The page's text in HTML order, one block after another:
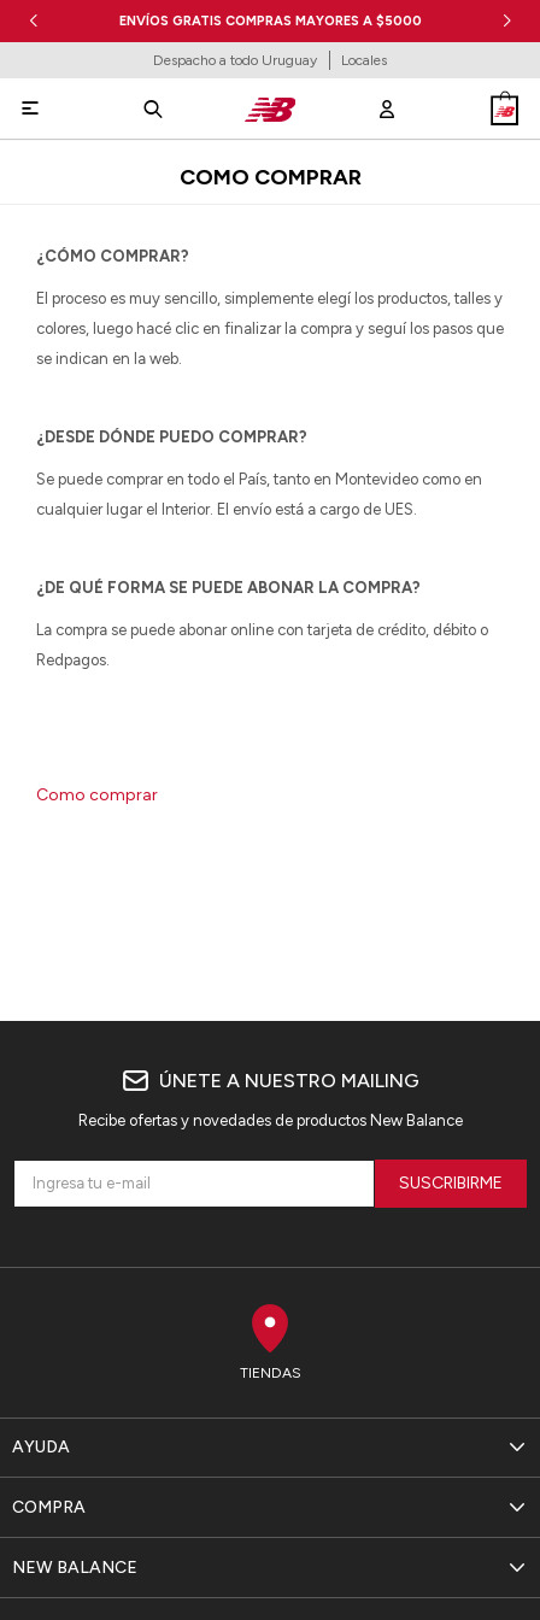
ENVÍOS GRATIS COMPRAS MAYORES A $5000
Despacho a todo Uruguay Locales

COMO COMPRAR
¿CÓMO COMPRAR?
El proceso es muy sencillo, simplemente elegí los productos, talles y
colores, luego hacé clic en finalizar la compra y seguí los pasos que
se indican en la web.
¿DESDE DÓNDE PUEDO COMPRAR?
Se puede comprar en todo el País, tanto en Montevideo como en
cualquier lugar el Interior. El envío está a cargo de UES.
¿DE QUÉ FORMA SE PUEDE ABONAR LA COMPRA?
La compra se puede abonar online con tarjeta de crédito, débito o
Redpagos.
Como comprar
TIENDAS
AYUDA
NEW BALANCE
COMPRA
ÚNETE A NUESTRO MAILING
Recibe ofertas y novedades de productos New Balance
SUSCRIBIRME